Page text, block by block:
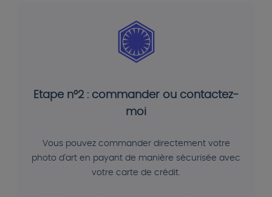
Etape n°2 : commander ou contactez-
moi
Vous pouvez commander directement votre
photo d'art en payant de manière sécurisée avec
votre carte de crédit.